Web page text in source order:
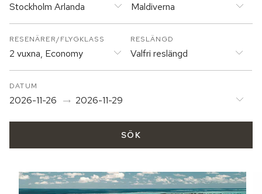
Stockholm Arlanda Maldiverna
RESLÄNGD
Valfri reslängd
DATUM
2026-11-26 2026-11-29
RESENÄRER/FLYGKLASS
2 vuxna, Economy
SÖK